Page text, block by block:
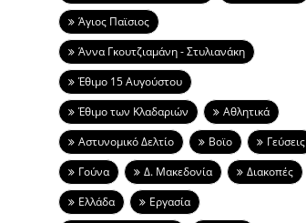
Άγιος Παϊσιος
Άννα Γκουτζιαμάνη - Στυλιανάκη
Έθιμο 15 Αυγούστου
Έθιμο των Κλαδαριών
Αθλητικά
Αστυνομικό Δελτίο
Βοϊο
Γεύσεις
Γούνα
Δ. Μακεδονία
Διακοπές
Ελλάδα
Εργασία